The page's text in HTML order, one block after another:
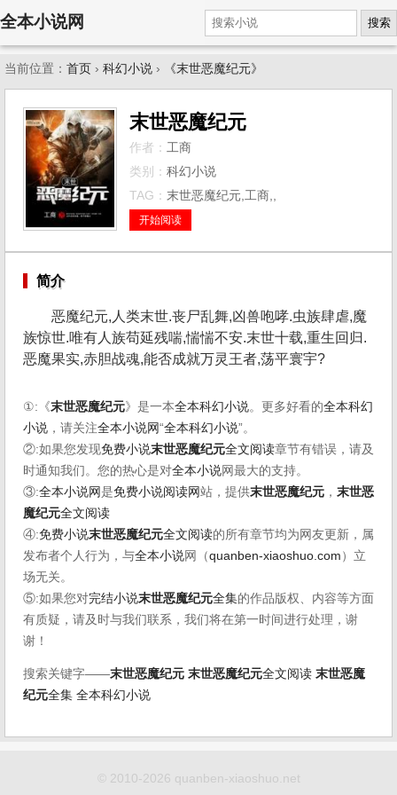
全本小说网 搜索
当前位置： 首页 › 科幻小说 › 《末世恶魔纪元》
末世恶魔纪元
作者： 工商
类别： 科幻小说
TAG： 末世恶魔纪元,工商,,
开始阅读
简介
恶魔纪元,人类末世.丧尸乱舞,凶兽咆哮.虫族肆虐,魔
族惊世.唯有人族苟延残喘,惴惴不安.末世十载,重生回归.
恶魔果实,赤胆战魂,能否成就万灵王者,荡平寰宇?
①:《末世恶魔纪元》是一本全本科幻小说。更多好看的全本科幻
小说 ，请关注全本小说网“全本科幻小说”。
②:如果您发现免费小说末世恶魔纪元全文阅读章节有错误，请及
时通知我们。您的热心是对全本小说网最大的支持。
③:全本小说网是免费小说阅读网站，提供末世恶魔纪元 ， 末世恶
魔纪元全文阅读
④:免费小说末世恶魔纪元全文阅读的所有章节均为网友更新，属
发布者个人行为，与全本小说网（quanben-xiaoshuo.com ）立
场无关。
⑤:如果您对完结小说末世恶魔纪元全集的作品版权、内容等方面
有质疑，请及时与我们联系，我们将在第一时间进行处理，谢
谢！
搜索关键字——末世恶魔纪元 末世恶魔纪元全文阅读 末世恶魔
纪元全集 全本科幻小说
© 2010-2026 quanben-xiaoshuo.net